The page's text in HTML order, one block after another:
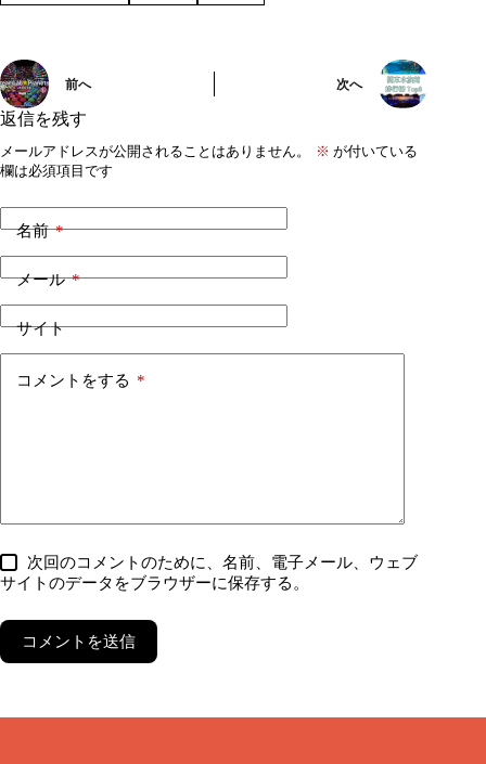
前へ 次へ
返信を残す
メールアドレスが公開されることはありません。 ※ が付いている
欄は必須項目です
名前*
メール*
サイト
コメントをする *
次回のコメントのために、名前、電子メール、ウェブ
サイトのデータをブラウザーに保存する。
コメントを送信